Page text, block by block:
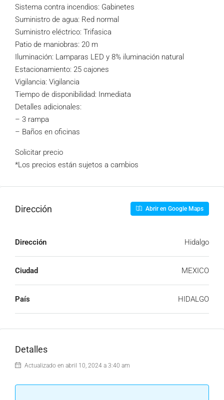
Sistema contra incendios: Gabinetes
Suministro de agua: Red normal
Suministro eléctrico: Trifasica
Patio de maniobras: 20 m
Iluminación: Lamparas LED y 8% iluminación natural
Estacionamiento: 25 cajones
Vigilancia: Vigilancia
Tiempo de disponibilidad: Inmediata
Detalles adicionales:
– 3 rampa
– Baños en oficinas
Solicitar precio
*Los precios están sujetos a cambios
Dirección Abrir en Google Maps
Dirección Hidalgo
Ciudad MEXICO
País HIDALGO
Detalles
Actualizado en abril 10, 2024 a 3:40 am